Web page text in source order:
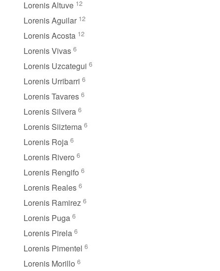
Lorenis Altuve 12
Lorenis Aguilar 12
Lorenis Acosta 12
Lorenis Vivas 6
Lorenis Uzcategui 6
Lorenis Urribarri 6
Lorenis Tavares 6
Lorenis Silvera 6
Lorenis Siiztema 6
Lorenis Roja 6
Lorenis Rivero 6
Lorenis Rengifo 6
Lorenis Reales 6
Lorenis Ramirez 6
Lorenis Puga 6
Lorenis Pirela 6
Lorenis Pimentel 6
Lorenis Morillo 6